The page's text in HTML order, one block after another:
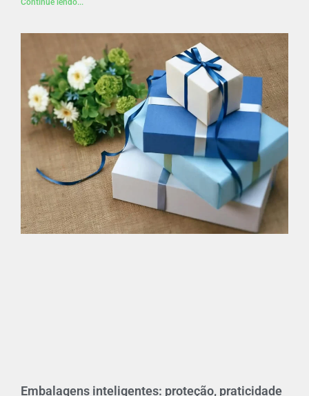
Embalagens inteligentes: proteção, praticidade